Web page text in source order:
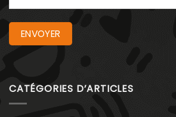
CATÉGORIES D’ARTICLES